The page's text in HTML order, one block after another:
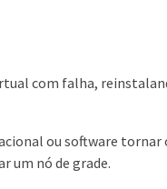
com falha,
ou software tornar
um nó de grade.